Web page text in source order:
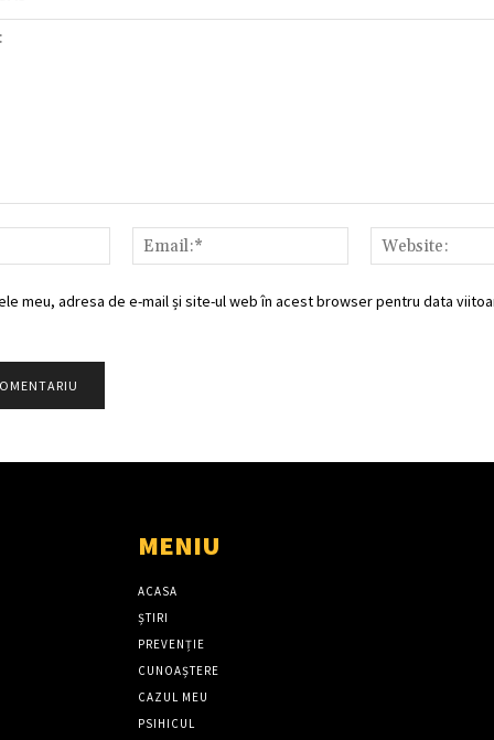
Nume:* Email:*
meu, adresa de e-mail și site-ul web în acest browser pentru data
MENIU
ACASA
ȘTIRI
PREVENȚIE
CUNOAȘTERE
CAZUL MEU
PSIHICUL